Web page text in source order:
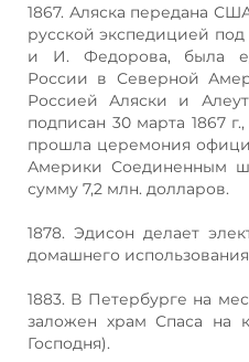
1867. Аляска передана
русской экспедицией
и И. Федорова, была
России в Северной
Россией Аляски и
подписан 30 марта 1867
прошла церемония
Америки Соединенным
сумму 7,2 млн. долларов.
1878. Эдисон делает
домашнего
1883. В Петербурге на
заложен храм Спаса на
Господня).